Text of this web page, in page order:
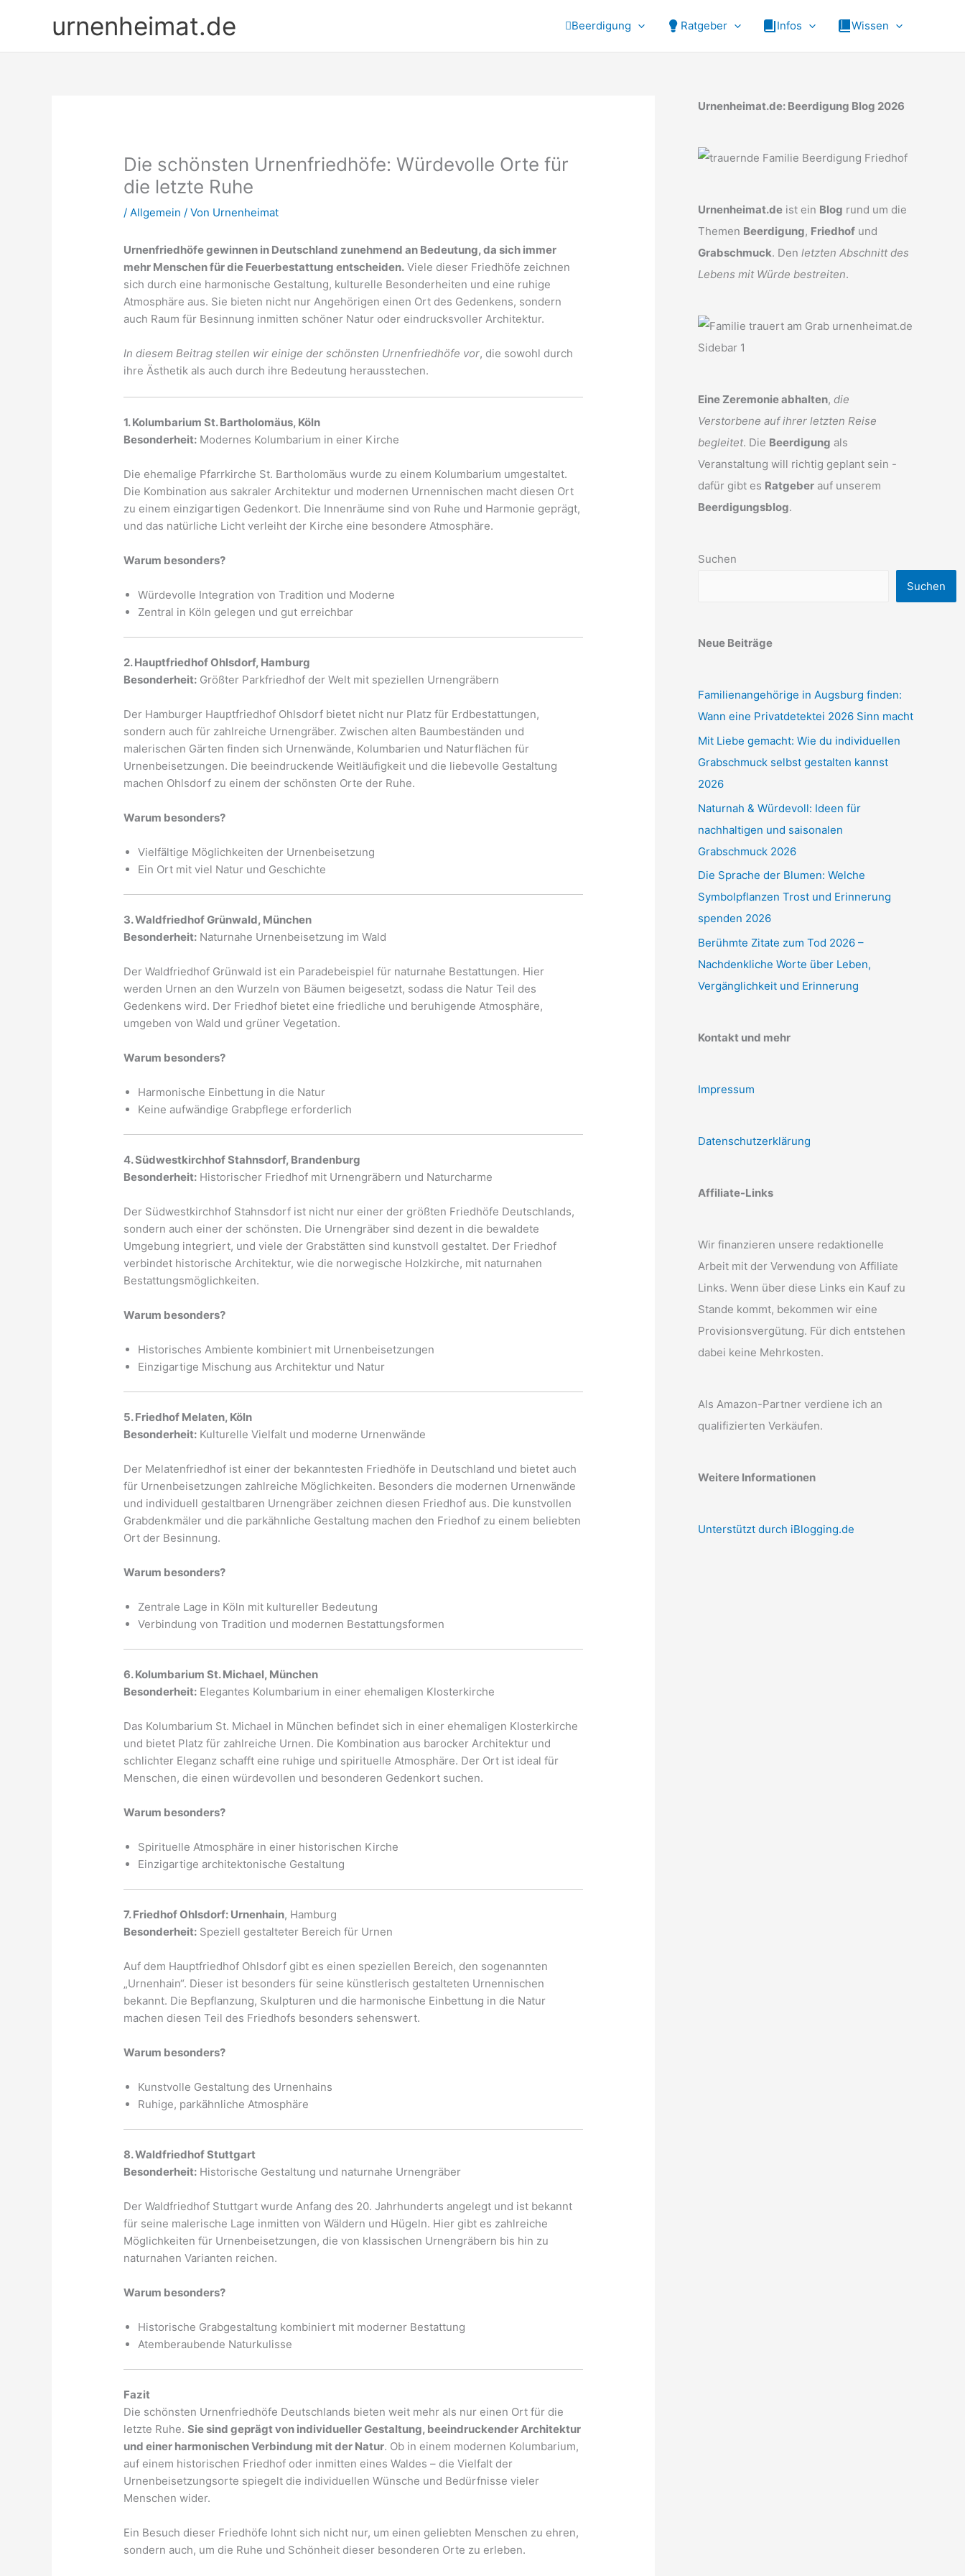
urnenheimat.de Beerdigung Ratgeber Infos Wissen
Die schönsten Urnenfriedhöfe: Würdevolle Orte für
die letzte Ruhe
/Allgemein / Von Urnenheimat
Urnenfriedhöfe gewinnen in Deutschland zunehmend an Bedeutung, da sich immer
mehr Menschen für die Feuerbestattung entscheiden. Viele dieser Friedhöfe zeichnen
sich durch eine harmonische Gestaltung, kulturelle Besonderheiten und eine ruhige
Atmosphäre aus. Sie bieten nicht nur Angehörigen einen Ort des Gedenkens, sondern
auch Raum für Besinnung inmitten schöner Natur oder eindrucksvoller Architektur.
In diesem Beitrag stellen wir einige der schönsten Urnenfriedhöfe vor, die sowohl durch
ihre Ästhetik als auch durch ihre Bedeutung herausstechen.
1. Kolumbarium St. Bartholomäus, Köln
Besonderheit: Modernes Kolumbarium in einer Kirche
Die ehemalige Pfarrkirche St. Bartholomäus wurde zu einem Kolumbarium umgestaltet.
Die Kombination aus sakraler Architektur und modernen Urnennischen macht diesen Ort
zu einem einzigartigen Gedenkort. Die Innenräume sind von Ruhe und Harmonie geprägt,
und das natürliche Licht verleiht der Kirche eine besondere Atmosphäre.
Warum besonders?
Würdevolle Integration von Tradition und Moderne
Zentral in Köln gelegen und gut erreichbar
2. Hauptfriedhof Ohlsdorf, Hamburg
Besonderheit: Größter Parkfriedhof der Welt mit speziellen Urnengräbern
Der Hamburger Hauptfriedhof Ohlsdorf bietet nicht nur Platz für Erdbestattungen,
sondern auch für zahlreiche Urnengräber. Zwischen alten Baumbeständen und
malerischen Gärten finden sich Urnenwände, Kolumbarien und Naturflächen für
Urnenbeisetzungen. Die beeindruckende Weitläufigkeit und die liebevolle Gestaltung
machen Ohlsdorf zu einem der schönsten Orte der Ruhe.
Warum besonders?
Vielfältige Möglichkeiten der Urnenbeisetzung
Ein Ort mit viel Natur und Geschichte
3. Waldfriedhof Grünwald, München
Besonderheit: Naturnahe Urnenbeisetzung im Wald
Der Waldfriedhof Grünwald ist ein Paradebeispiel für naturnahe Bestattungen. Hier
werden Urnen an den Wurzeln von Bäumen beigesetzt, sodass die Natur Teil des
Gedenkens wird. Der Friedhof bietet eine friedliche und beruhigende Atmosphäre,
umgeben von Wald und grüner Vegetation.
Warum besonders?
Harmonische Einbettung in die Natur
Keine aufwändige Grabpflege erforderlich
4. Südwestkirchhof Stahnsdorf, Brandenburg
Besonderheit: Historischer Friedhof mit Urnengräbern und Naturcharme
Der Südwestkirchhof Stahnsdorf ist nicht nur einer der größten Friedhöfe Deutschlands,
sondern auch einer der schönsten. Die Urnengräber sind dezent in die bewaldete
Umgebung integriert, und viele der Grabstätten sind kunstvoll gestaltet. Der Friedhof
verbindet historische Architektur, wie die norwegische Holzkirche, mit naturnahen
Bestattungsmöglichkeiten.
Warum besonders?
Historisches Ambiente kombiniert mit Urnenbeisetzungen
Einzigartige Mischung aus Architektur und Natur
5. Friedhof Melaten, Köln
Besonderheit: Kulturelle Vielfalt und moderne Urnenwände
Der Melatenfriedhof ist einer der bekanntesten Friedhöfe in Deutschland und bietet auch
für Urnenbeisetzungen zahlreiche Möglichkeiten. Besonders die modernen Urnenwände
und individuell gestaltbaren Urnengräber zeichnen diesen Friedhof aus. Die kunstvollen
Grabdenkmäler und die parkähnliche Gestaltung machen den Friedhof zu einem beliebten
Ort der Besinnung.
Warum besonders?
Zentrale Lage in Köln mit kultureller Bedeutung
Verbindung von Tradition und modernen Bestattungsformen
6. Kolumbarium St. Michael, München
Besonderheit: Elegantes Kolumbarium in einer ehemaligen Klosterkirche
Das Kolumbarium St. Michael in München befindet sich in einer ehemaligen Klosterkirche
und bietet Platz für zahlreiche Urnen. Die Kombination aus barocker Architektur und
schlichter Eleganz schafft eine ruhige und spirituelle Atmosphäre. Der Ort ist ideal für
Menschen, die einen würdevollen und besonderen Gedenkort suchen.
Warum besonders?
Spirituelle Atmosphäre in einer historischen Kirche
Einzigartige architektonische Gestaltung
7. Friedhof Ohlsdorf: Urnenhain, Hamburg
Besonderheit: Speziell gestalteter Bereich für Urnen
Auf dem Hauptfriedhof Ohlsdorf gibt es einen speziellen Bereich, den sogenannten
„Urnenhain“. Dieser ist besonders für seine künstlerisch gestalteten Urnennischen
bekannt. Die Bepflanzung, Skulpturen und die harmonische Einbettung in die Natur
machen diesen Teil des Friedhofs besonders sehenswert.
Warum besonders?
Kunstvolle Gestaltung des Urnenhains
Ruhige, parkähnliche Atmosphäre
8. Waldfriedhof Stuttgart
Besonderheit: Historische Gestaltung und naturnahe Urnengräber
Der Waldfriedhof Stuttgart wurde Anfang des 20. Jahrhunderts angelegt und ist bekannt
für seine malerische Lage inmitten von Wäldern und Hügeln. Hier gibt es zahlreiche
Möglichkeiten für Urnenbeisetzungen, die von klassischen Urnengräbern bis hin zu
naturnahen Varianten reichen.
Warum besonders?
Historische Grabgestaltung kombiniert mit moderner Bestattung
Atemberaubende Naturkulisse
Fazit
Die schönsten Urnenfriedhöfe Deutschlands bieten weit mehr als nur einen Ort für die
letzte Ruhe.Sie sind geprägt von individueller Gestaltung, beeindruckender Architektur
und einer harmonischen Verbindung mit der Natur. Ob in einem modernen Kolumbarium,
auf einem historischen Friedhof oder inmitten eines Waldes – die Vielfalt der
Urnenbeisetzungsorte spiegelt die individuellen Wünsche und Bedürfnisse vieler
Menschen wider.
Ein Besuch dieser Friedhöfe lohnt sich nicht nur, um einen geliebten Menschen zu ehren,
sondern auch, um die Ruhe und Schönheit dieser besonderen Orte zu erleben.
Urnenheimat.de: Beerdigung Blog 2026
Urnenheimat.de ist ein Blog rund um die
Themen Beerdigung, Friedhof und
Grabschmuck. Den letzten Abschnitt des
Lebens mit Würde bestreiten.
Eine Zeremonie abhalten, die
Verstorbene auf ihrer letzten Reise
begleitet. Die Beerdigung als
Veranstaltung will richtig geplant sein -
dafür gibt es Ratgeber auf unserem
Beerdigungsblog.
Suchen
Suchen
Neue Beiträge
Familienangehörige in Augsburg finden:
Wann eine Privatdetektei 2026 Sinn macht
Mit Liebe gemacht: Wie du individuellen
Grabschmuck selbst gestalten kannst
2026
Naturnah & Würdevoll: Ideen für
nachhaltigen und saisonalen
Grabschmuck 2026
Die Sprache der Blumen: Welche
Symbolpflanzen Trost und Erinnerung
spenden 2026
Berühmte Zitate zum Tod 2026 –
Nachdenkliche Worte über Leben,
Vergänglichkeit und Erinnerung
Kontakt und mehr
Impressum
Datenschutzerklärung
Affiliate-Links
Wir finanzieren unsere redaktionelle
Arbeit mit der Verwendung von Affiliate
Links. Wenn über diese Links ein Kauf zu
Stande kommt, bekommen wir eine
Provisionsvergütung. Für dich entstehen
dabei keine Mehrkosten.
Als Amazon-Partner verdiene ich an
qualifizierten Verkäufen.
Weitere Informationen
Unterstützt durch iBlogging.de